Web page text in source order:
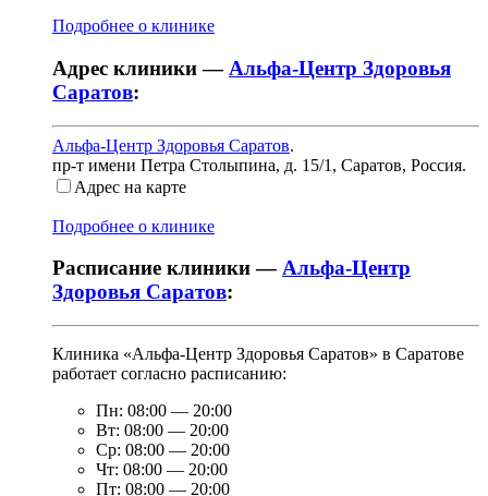
Подробнее о клинике
Адрес клиники — Альфа-Центр Здоровья
Саратов:
Альфа-Центр Здоровья Саратов.
пр-т имени Петра Столыпина, д. 15/1 , Саратов, Россия.
Адрес на карте
Подробнее о клинике
Расписание клиники —Альфа-Центр
Здоровья Саратов:
Клиника «Альфа-Центр Здоровья Саратов» в Саратове
работает согласно расписанию:
Пн: 08:00 — 20:00
Вт: 08:00 — 20:00
Ср: 08:00 — 20:00
Чт: 08:00 — 20:00
Пт: 08:00 — 20:00